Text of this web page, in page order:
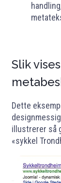
Slik
Dette
illustrerer så
«sykkel